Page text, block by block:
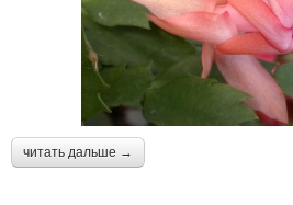
читать дальше →